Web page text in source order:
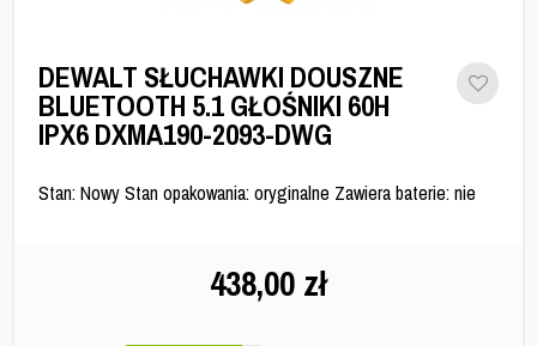
DEWALT SŁUCHAWKI DOUSZNE
BLUETOOTH 5.1 GŁOŚNIKI 60H
IPX6 DXMA190-2093-DWG
Stan: Nowy Stan opakowania: oryginalne Zawiera baterie: nie
438,00 zł